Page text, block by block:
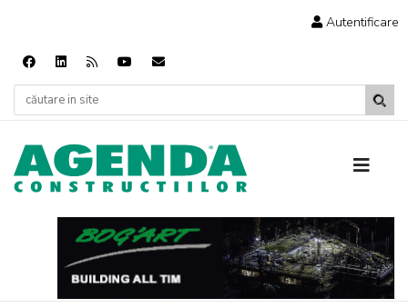
Autentificare